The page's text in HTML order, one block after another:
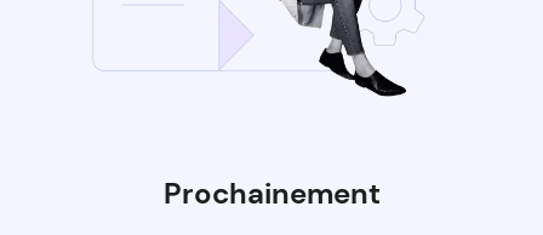
Prochainement